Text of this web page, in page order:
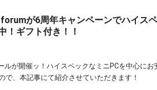
が6周年キャンペーンでハイス
！ギフト付き！！
が開催ッ！ハイスペックなミニPCを中心にお
で、本記事にて紹介させていただきます！